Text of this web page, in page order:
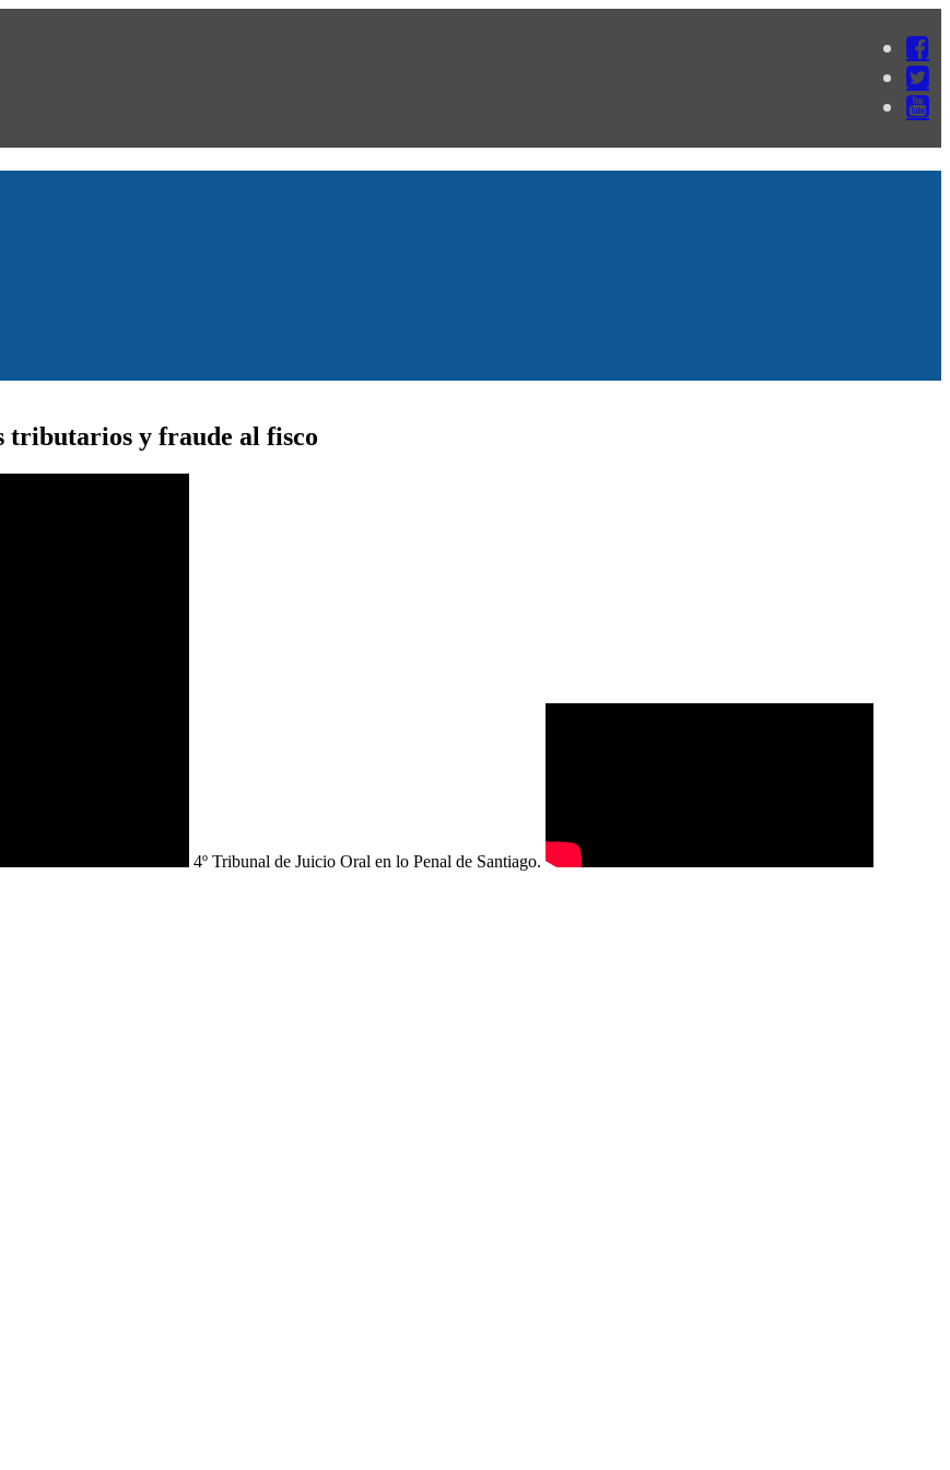
tributarios y fraude al fisco
4º Tribunal de Juicio Oral en lo Penal de Santiago.